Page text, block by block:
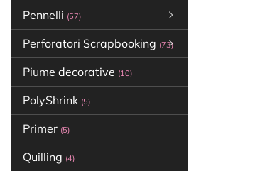
Pennelli (57)
Perforatori Scrapbooking (73)
Piume decorative (10)
PolyShrink (5)
Primer (5)
Quilling (4)